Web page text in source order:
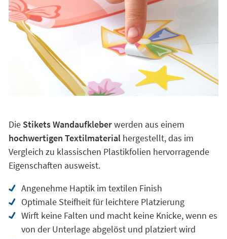
Die Stikets Wandaufkleberwerden aus einem
hochwertigen Textilmaterial hergestellt, das im
Vergleich zu klassischen Plastikfolien hervorragende
Eigenschaften ausweist.
Angenehme Haptik im textilen Finish
Optimale Steifheit für leichtere Platzierung
Wirft keine Falten und macht keine Knicke, wenn es
von der Unterlage abgelöst und platziert wird